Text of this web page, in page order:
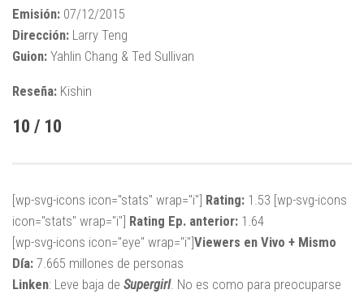
Emisión: 07/12/2015
Dirección: Larry Teng
Guion: Yahlin Chang & Ted Sullivan
Reseña: Kishin
10 / 10
[wp-svg-icons icon="stats" wrap="i"] Rating: 1.53 [wp-svg-icons
icon="stats" wrap="i"] Rating Ep. anterior: 1.64
[wp-svg-icons icon="eye" wrap="i"]Viewers en Vivo + Mismo
Día: 7.665 millones de personas
Linken: Leve baja de Supergirl. No es como para preocuparse